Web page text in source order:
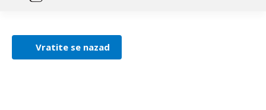
Početna
O nama
Vratite se nazad